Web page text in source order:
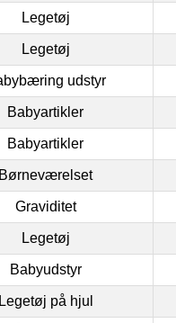
Legetøj
Legetøj
udstyr
Babyartikler
Babyartikler
Børneværelset
Graviditet
Legetøj
Babyudstyr
Legetøj på hjul